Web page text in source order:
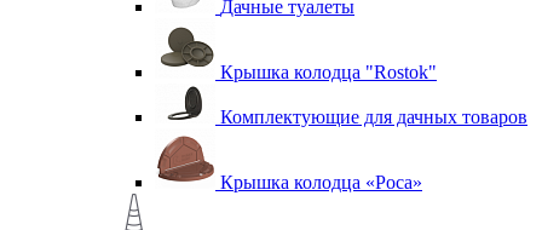
Дачные туалеты
Крышка колодца "Rostok"
Комплектующие для дачных товаров
Крышка колодца «Роса»